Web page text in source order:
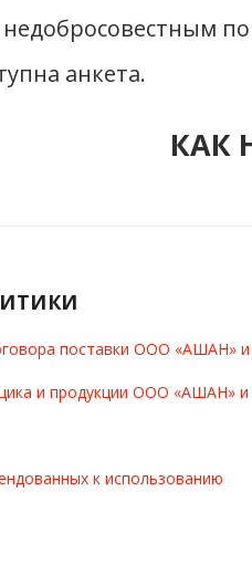
недобросовестным
анкета.
КАК
поставки ООО «АШАН»
и продукции ООО «АШАН»
к использованию